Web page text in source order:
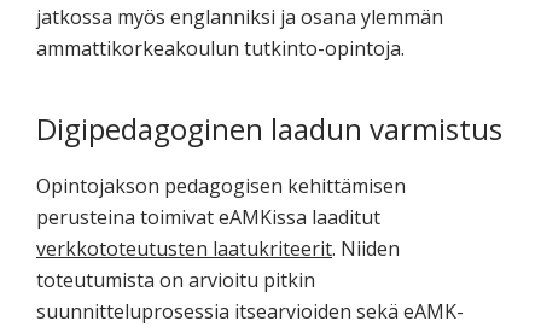
jatkossa myös englanniksi ja osana ylemmän
ammattikorkeakoulun tutkinto-opintoja.
Digipedagoginen laadun varmistus
Opintojakson pedagogisen kehittämisen
perusteina toimivat eAMKissa laaditut
verkkototeutusten laatukriteerit. Niiden
toteutumista on arvioitu pitkin
suunnitteluprosessia itsearvioiden sekä eAMK-